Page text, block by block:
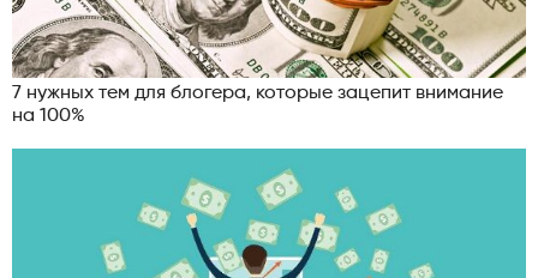
7 нужных тем для блогера, которые зацепит внимание
на 100%